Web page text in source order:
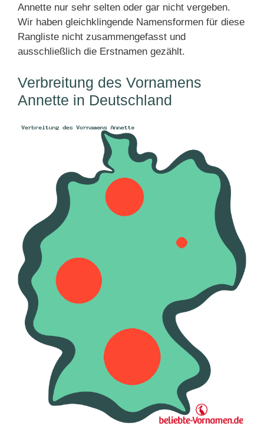
Annette nur sehr selten oder gar nicht vergeben.
Wir haben gleichklingende Namensformen für diese
Rangliste nicht zusammengefasst und
ausschließlich die Erstnamen gezählt.
Verbreitung des Vornamens
Annette in Deutschland